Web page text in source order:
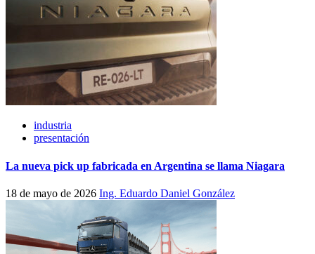
industria
presentación
La nueva pick up fabricada en Argentina se llama Niagara
18 de mayo de 2026 Ing. Eduardo Daniel González